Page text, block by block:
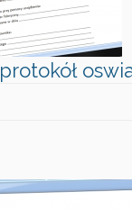
protokół